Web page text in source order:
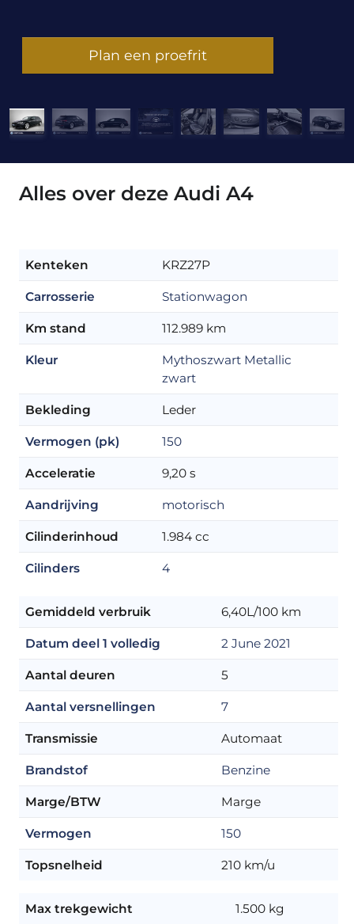
Plan een proefrit
Alles over deze Audi A4
Kenteken KRZ27P
Carrosserie Stationwagon
Km stand 112.989 km
Kleur
Mythoszwart Metallic
zwart
Bekleding Leder
Vermogen (pk) 150
Acceleratie 9,20 s
Aandrijving motorisch
Cilinderinhoud 1.984 cc
Cilinders 4
Gemiddeld verbruik 6,40L/100 km
Datum deel 1 volledig 2 June 2021
Aantal deuren 5
Aantal versnellingen 7
Transmissie Automaat
Brandstof Benzine
Marge/BTW Marge
Vermogen 150
Topsnelheid 210 km/u
Max trekgewicht 1.500 kg